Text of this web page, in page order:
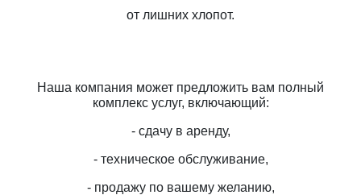
от лишних хлопот.
Наша компания может предложить вам полный
комплекс услуг, включающий:
- сдачу в аренду,
- техническое обслуживание,
- продажу по вашему желанию,